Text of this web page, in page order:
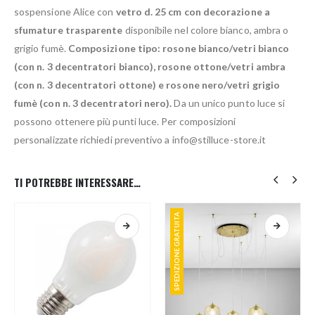
sospensione Alice con vetro d. 25 cm con decorazione a
sfumature trasparente disponibile nel colore bianco, ambra o
grigio fumè. Composizione tipo: rosone bianco/vetri bianco
(con n. 3 decentratori bianco), rosone ottone/vetri ambra
(con n. 3 decentratori ottone) e rosone nero/vetri grigio
fumè (con n. 3 decentratori nero).Da un unico punto luce si
possono ottenere più punti luce. Per composizioni
personalizzate richiedi preventivo a info@stilluce-store.it
TI POTREBBE INTERESSARE…
SPEDIZIONE GRATUITA